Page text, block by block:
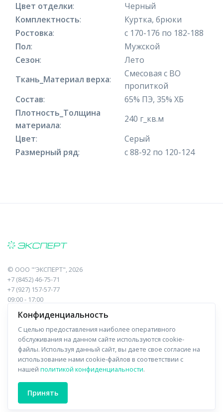
Цвет отделки:
Черный
Комплектность:
Куртка, брюки
Ростовка:
с 170-176 по 182-188
Пол:
Мужской
Сезон:
Лето
Ткань_Материал верха:
Смесовая с ВО
пропиткой
Состав:
65% ПЭ, 35% ХБ
Плотность_Толщина
материала:
240 г_кв.м
Цвет:
Серый
Размерный ряд: с 88-92 по 120-124
© ООО "'ЭКСПЕРТ", 2026
+7 (8452) 46-75-71
+7 (927) 157-57-77
09:00 - 17:00
410017, Саратов, Пугачева, 10 к1, оф.23
Навигация
Прайс-лист
Отзывы
Форма связи
Информация
О компании
Доставка
Конфиденциальность
С целью предоставления наиболее оперативного
обслуживания на данном сайте используются cookie-
файлы. Используя данный сайт, вы даете свое согласие на
использование нами cookie-файлов в соответствии с
нашей политикой конфиденциальности.
Принять